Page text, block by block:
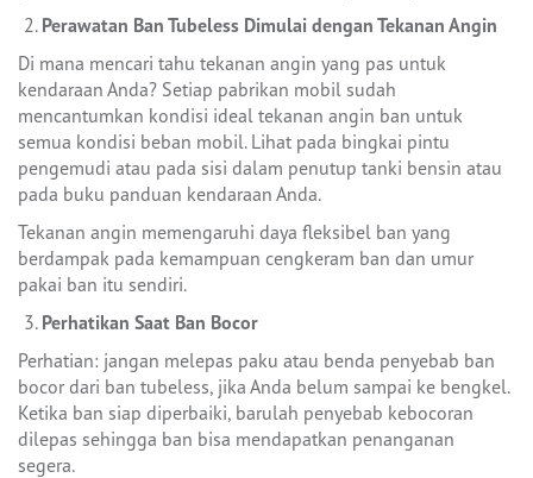
Perawatan Ban Tubeless Dimulai dengan Tekanan Angin
Di mana mencari tahu tekanan angin yang pas untuk
kendaraan Anda? Setiap pabrikan mobil sudah
mencantumkan kondisi ideal tekanan angin ban untuk
semua kondisi beban mobil. Lihat pada bingkai pintu
pengemudi atau pada sisi dalam penutup tanki bensin atau
pada buku panduan kendaraan Anda.
Tekanan angin memengaruhi daya fleksibel ban yang
berdampak pada kemampuan cengkeram ban dan umur
pakai ban itu sendiri.
Perhatikan Saat Ban Bocor
Perhatian: jangan melepas paku atau benda penyebab ban
bocor dari ban tubeless, jika Anda belum sampai ke bengkel.
Ketika ban siap diperbaiki, barulah penyebab kebocoran
dilepas sehingga ban bisa mendapatkan penanganan
segera.